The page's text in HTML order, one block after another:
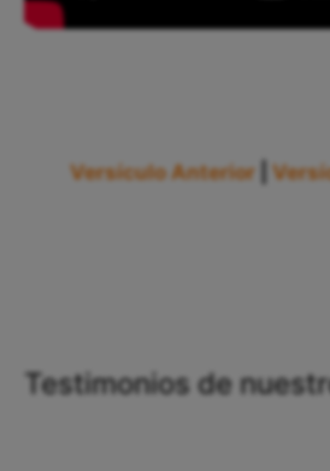
Versículo Anterior
Testimonios de